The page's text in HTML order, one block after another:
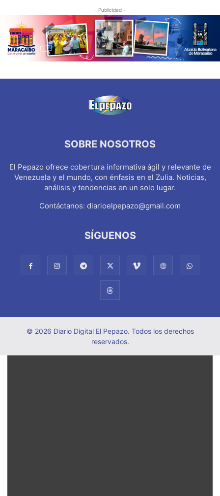
- Publicidad -
SOBRE NOSOTROS
El Pepazo ofrece cobertura informativa ágil y relevante de
Venezuela y el mundo, con énfasis en el Zulia. Noticias,
análisis y tendencias en un solo lugar.
Contáctanos: diarioelpepazo@gmail.com
SÍGUENOS
© 2026 Diario Digital El Pepazo. Todos los derechos
reservados.